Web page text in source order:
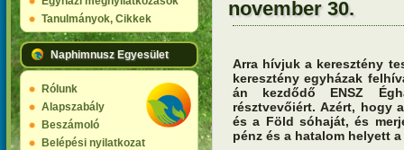
Tanulmányok, Cikkek
Naphimnusz Egyesület
Rólunk
Alapszabály
Beszámoló
Belépési nyilatkozat
november 30.
Arra hívjuk a keresztény
keresztény egyházak
án kezdődő ENSZ
résztvevőiért. Azért, hogy
és a Föld sóhaját, és
pénz és a hatalom helyett